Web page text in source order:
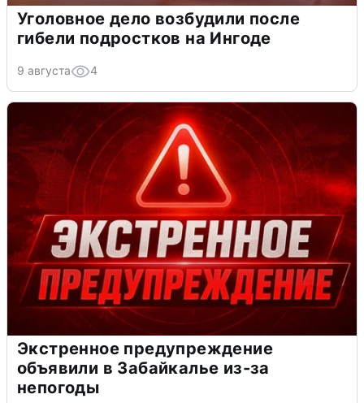
Уголовное дело возбудили после
гибели подростков на Ингоде
9 августа 4
Экстренное предупреждение
объявили в Забайкалье из-за
непогоды